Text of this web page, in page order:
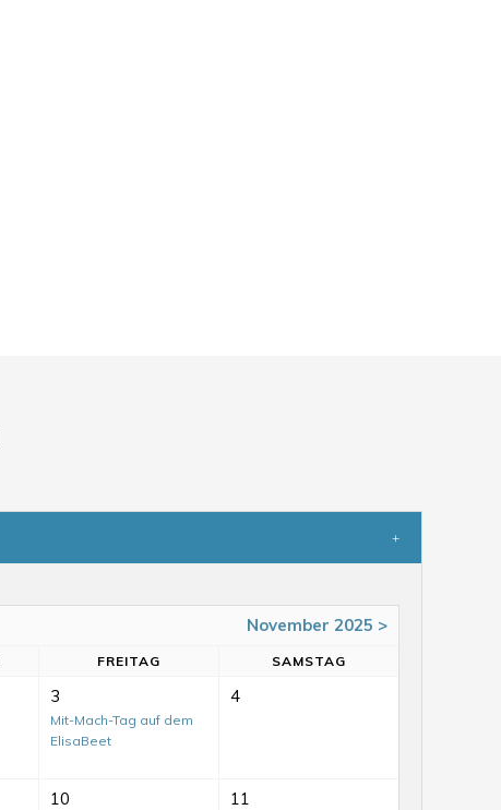
November 2025 >
FREITAG SAMSTAG
3
Mit-Mach-Tag auf dem
ElisaBeet
4
10 11